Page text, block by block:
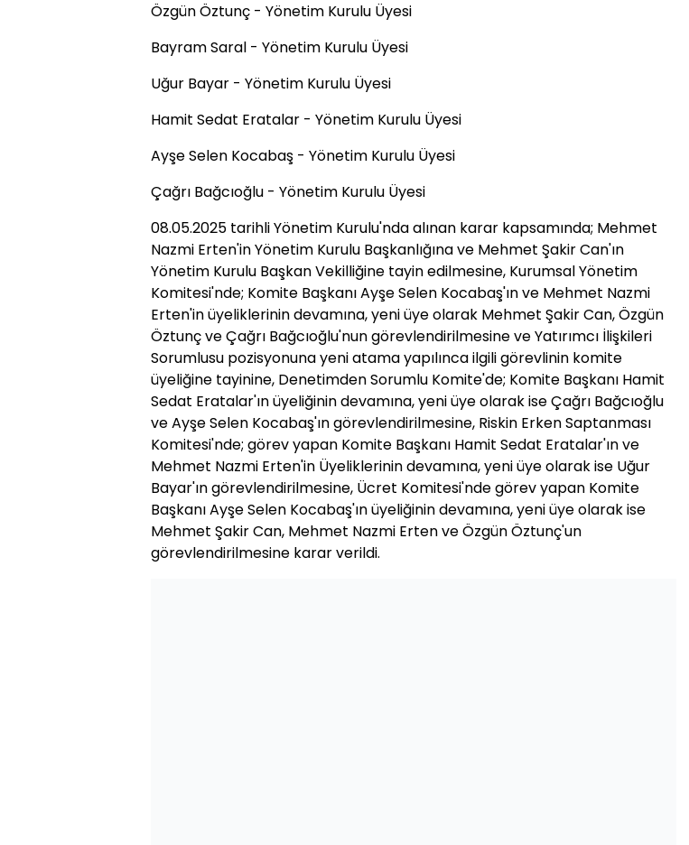
Özgün Öztunç - Yönetim Kurulu Üyesi
Bayram Saral - Yönetim Kurulu Üyesi
Uğur Bayar - Yönetim Kurulu Üyesi
Hamit Sedat Eratalar - Yönetim Kurulu Üyesi
Ayşe Selen Kocabaş - Yönetim Kurulu Üyesi
Çağrı Bağcıoğlu - Yönetim Kurulu Üyesi
08.05.2025 tarihli Yönetim Kurulu'nda alınan karar kapsamında; Mehmet
Nazmi Erten'in Yönetim Kurulu Başkanlığına ve Mehmet Şakir Can'ın
Yönetim Kurulu Başkan Vekilliğine tayin edilmesine, Kurumsal Yönetim
Komitesi'nde; Komite Başkanı Ayşe Selen Kocabaş'ın ve Mehmet Nazmi
Erten'in üyeliklerinin devamına, yeni üye olarak Mehmet Şakir Can, Özgün
Öztunç ve Çağrı Bağcıoğlu'nun görevlendirilmesine ve Yatırımcı İlişkileri
Sorumlusu pozisyonuna yeni atama yapılınca ilgili görevlinin komite
üyeliğine tayinine, Denetimden Sorumlu Komite'de; Komite Başkanı Hamit
Sedat Eratalar'ın üyeliğinin devamına, yeni üye olarak ise Çağrı Bağcıoğlu
ve Ayşe Selen Kocabaş'ın görevlendirilmesine, Riskin Erken Saptanması
Komitesi'nde; görev yapan Komite Başkanı Hamit Sedat Eratalar'ın ve
Mehmet Nazmi Erten'in Üyeliklerinin devamına, yeni üye olarak ise Uğur
Bayar'ın görevlendirilmesine, Ücret Komitesi'nde görev yapan Komite
Başkanı Ayşe Selen Kocabaş'ın üyeliğinin devamına, yeni üye olarak ise
Mehmet Şakir Can, Mehmet Nazmi Erten ve Özgün Öztunç'un
görevlendirilmesine karar verildi.